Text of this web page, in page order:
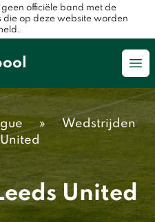
officiële band met de
die op deze website worden
»
Wedstrijden
United